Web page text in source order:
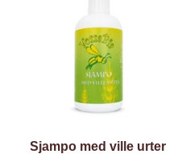
Sjampo med ville urter